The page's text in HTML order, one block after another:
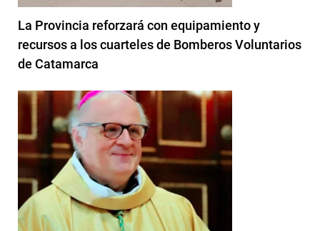
La Provincia reforzará con equipamiento y
recursos a los cuarteles de Bomberos Voluntarios
de Catamarca